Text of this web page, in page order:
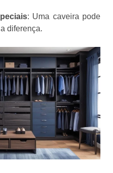
: Uma caveira pode
diferença.